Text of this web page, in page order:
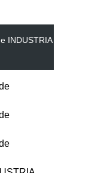
INDUSTRIA